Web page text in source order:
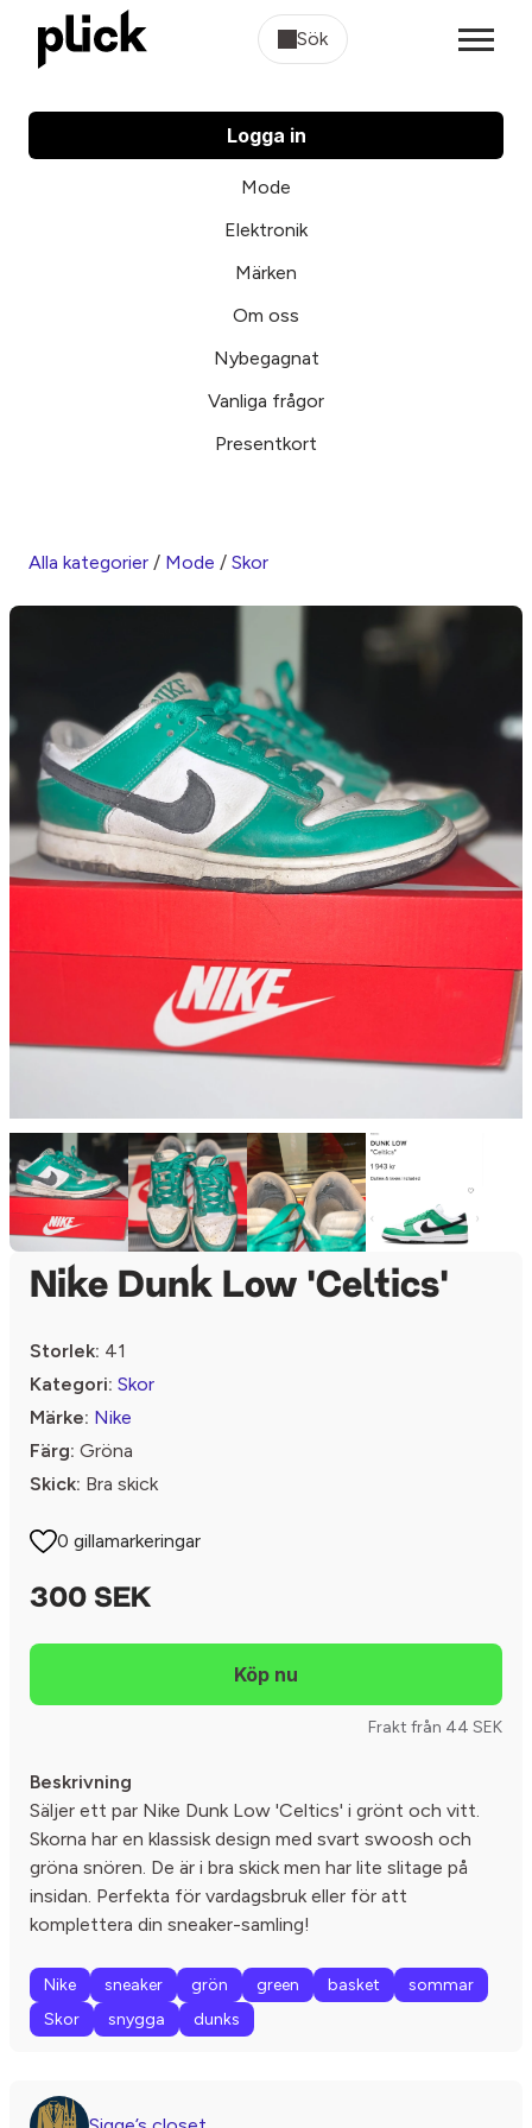
Sök
Logga in
Mode
Elektronik
Märken
Om oss
Nybegagnat
Vanliga frågor
Presentkort
Alla kategorier / Mode / Skor
Nike Dunk Low 'Celtics'
Storlek: 41
Kategori: Skor
Märke: Nike
Färg: Gröna
Skick: Bra skick
0 gillamarkeringar
300 SEK
Frakt från 44 SEK
Beskrivning
Säljer ett par Nike Dunk Low 'Celtics' i grönt och vitt.
Skorna har en klassisk design med svart swoosh och
gröna snören. De är i bra skick men har lite slitage på
insidan. Perfekta för vardagsbruk eller för att
komplettera din sneaker-samling!
Nike sneaker grön green basket
sommar
Skor
snygga dunks